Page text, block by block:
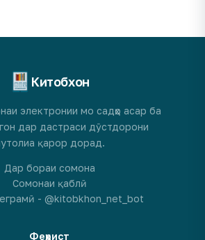
Китобхон
электронии мо садҳо асар ба
дар дастраси дӯстдорони
қарор дорад.
Дар бораи сомона
Сомонаи қаблӣ
- @kitobkhon_net_bot
Феҳрист